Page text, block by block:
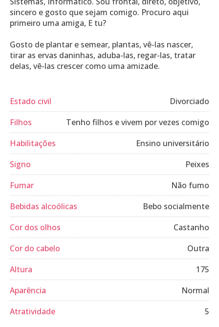
sincero e gosto que sejam comigo. Procuro aqui
primeiro uma amiga, E tu?
Gosto de plantar e semear, plantas, vê-las nascer,
tirar as ervas daninhas, aduba-las, regar-las, tratar
Estado civil
Divorciado
Filhos
Tenho filhos e vivem por vezes comigo
Habilitações
Ensino universitário
Signo
Peixes
Fumar
Não fumo
Bebidas alcoólicas
Bebo socialmente
Cor dos olhos
Castanho
Cor do cabelo
Outra
Altura
175
Aparência
Normal
Atratividade
5